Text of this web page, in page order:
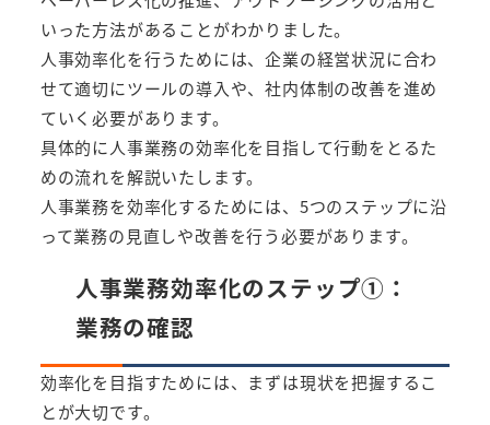
いった方法があることがわかりました。
人事効率化を行うためには、企業の経営状況に合わ
せて適切にツールの導入や、社内体制の改善を進め
ていく必要があります。
具体的に人事業務の効率化を目指して行動をとるた
めの流れを解説いたします。
人事業務を効率化するためには、5つのステップに沿
って業務の見直しや改善を行う必要があります。
人事業務効率化のステップ①：
業務の確認
効率化を目指すためには、まずは現状を把握するこ
とが大切です。